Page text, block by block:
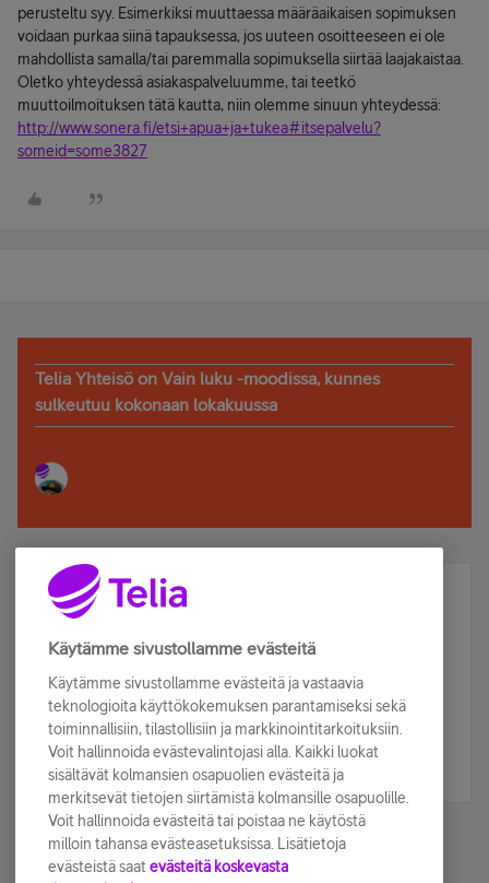
perusteltu syy. Esimerkiksi muuttaessa määräaikaisen sopimuksen
voidaan purkaa siinä tapauksessa, jos uuteen osoitteeseen ei ole
mahdollista samalla/tai paremmalla sopimuksella siirtää laajakaistaa.
Oletko yhteydessä asiakaspalveluumme, tai teetkö
muuttoilmoituksen tätä kautta, niin olemme sinuun yhteydessä:
http://www.sonera.fi/etsi+apua+ja+tukea#itsepalvelu?
someid=some3827
Telia Yhteisö on Vain luku -moodissa, kunnes
sulkeutuu kokonaan lokakuussa
Älä jää paitsi – osallistu ja voita!
Tilaa Telian uutiskirje ja olet mukana arvonnassa.
sähköpostiisi.
Tilaa nyt
Käytämme sivustollamme evästeitä
Käytämme sivustollamme evästeitä ja vastaavia
teknologioita käyttökokemuksen parantamiseksi sekä
toiminnallisiin, tilastollisiin ja markkinointitarkoituksiin.
Voit hallinnoida evästevalintojasi alla. Kaikki luokat
sisältävät kolmansien osapuolien evästeitä ja
merkitsevät tietojen siirtämistä kolmansille osapuolille.
Voit hallinnoida evästeitä tai poistaa ne käytöstä
milloin tahansa evästeasetuksissa. Lisätietoja
evästeistä saat evästeitä koskevasta